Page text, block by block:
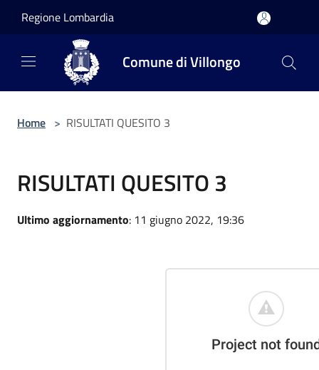
Regione Lombardia
Comune di Villongo
Home > RISULTATI QUESITO 3
RISULTATI QUESITO 3
Ultimo aggiornamento: 11 giugno 2022, 19:36